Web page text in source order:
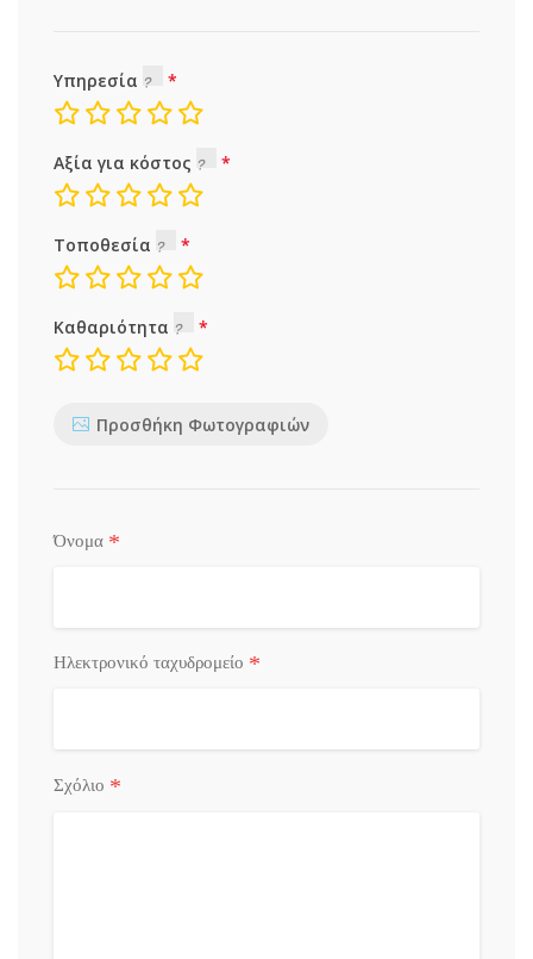
Υπηρεσία
Αξία για κόστος
Τοποθεσία
Καθαριότητα
Προσθήκη Φωτογραφιών
Όνομα *
Ηλεκτρονικό ταχυδρομείο *
Σχόλιο *